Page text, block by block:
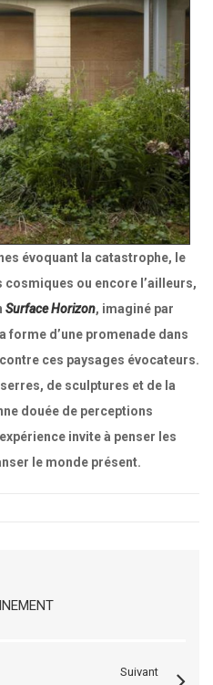
évoquant la catastrophe, le
cosmiques ou encore l’ailleurs,
Surface Horizon, imaginé par
forme d’une promenade dans
ces paysages évocateurs.
de sculptures et de la
douée de perceptions
invite à penser les
le monde présent.
Suivant